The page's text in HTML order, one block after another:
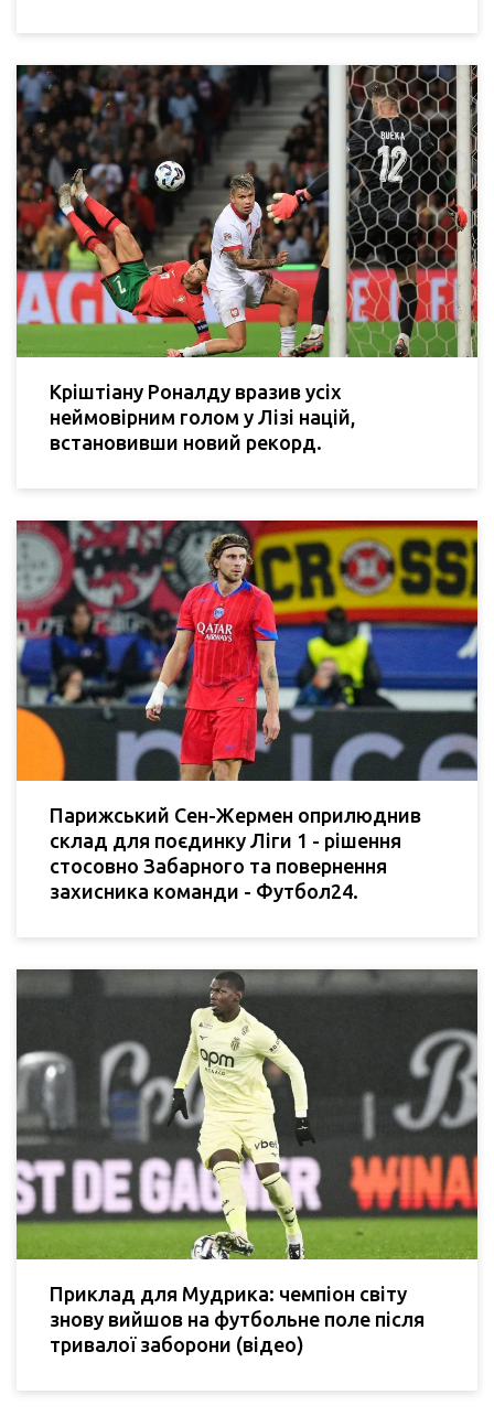
Кріштіану Роналду вразив усіх
неймовірним голом у Лізі націй,
встановивши новий рекорд.
Парижський Сен-Жермен оприлюднив
склад для поєдинку Ліги 1 - рішення
стосовно Забарного та повернення
захисника команди - Футбол24.
Приклад для Мудрика: чемпіон світу
знову вийшов на футбольне поле після
тривалої заборони (відео)